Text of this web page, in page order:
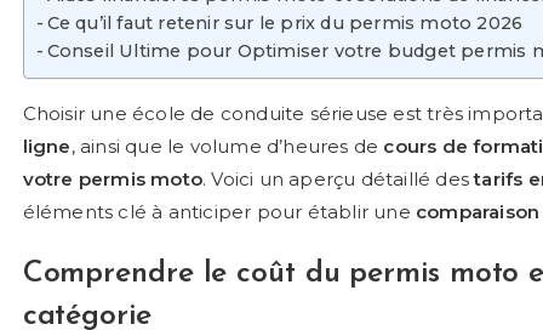
Ce qu’il faut retenir sur le prix du permis moto 2026
Conseil Ultime pour Optimiser votre budget permis
Choisir une école de conduite sérieuse est très
ligne, ainsi que le volume d’heures de cours de
votre permis moto. Voici un aperçu détaillé destarifs
éléments clé à anticiper pour établir une
Comprendre le coût du permis moto
catégorie